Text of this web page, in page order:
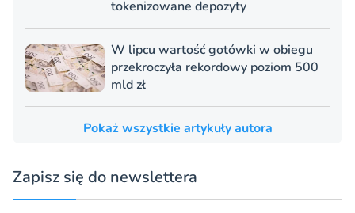
tokenizowane depozyty
W lipcu wartość gotówki w obiegu
przekroczyła rekordowy poziom 500
mld zł
Pokaż wszystkie artykuły autora
Zapisz się do newslettera